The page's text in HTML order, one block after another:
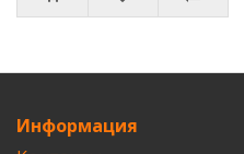
Информация